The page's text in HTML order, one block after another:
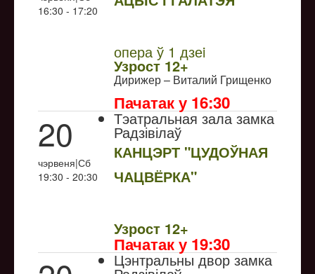
16:30 - 17:20
опера ў 1 дзеi
Узрoст 12+
Дирижер – Виталий Грищенко
Пачатак у 16:30
20
чэрвеня|Сб
19:30 - 20:30
Тэатральная зала замка
Радзівілаў
КАНЦЭРТ "ЦУДОЎНАЯ
ЧАЦВЁРКА"
Узрoст 12+
Пачатак у 19:30
Цэнтральны двор замка